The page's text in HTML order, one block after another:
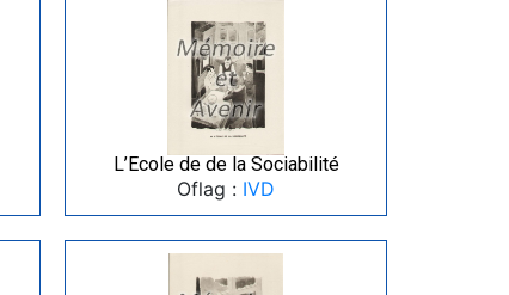
L’Ecole de de la Sociabilité
Oflag : IVD